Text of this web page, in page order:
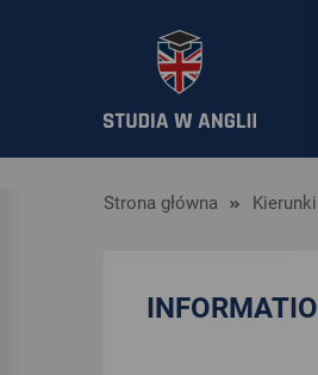
Strona główna Kierunki